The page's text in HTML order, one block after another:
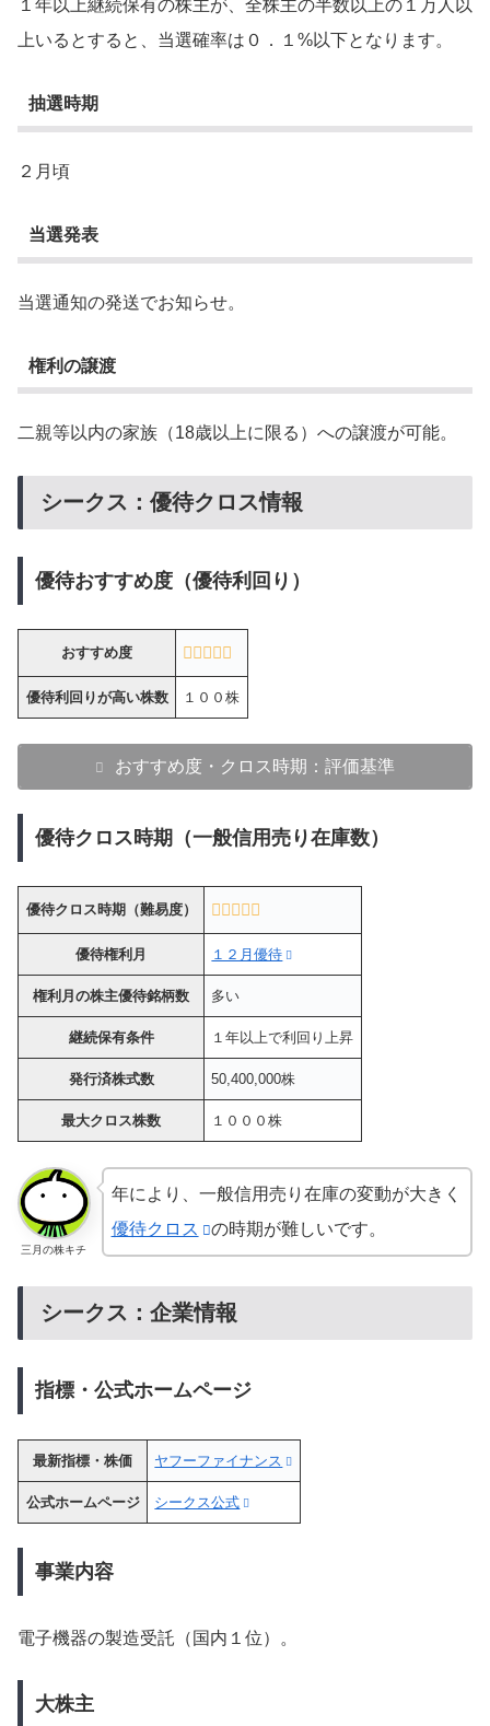
１年以上継続保有の株主が、全株主の半数以上の１万人以
上いるとすると、当選確率は０．１%以下となります。
抽選時期
２月頃
当選発表
当選通知の発送でお知らせ。
権利の譲渡
二親等以内の家族（18歳以上に限る）への譲渡が可能。
シークス：優待クロス情報
優待おすすめ度（優待利回り）
おすすめ度
優待利回りが高い株数 １００株
おすすめ度・クロス時期：評価基準
優待クロス時期（一般信用売り在庫数）
優待クロス時期（難易度）
優待権利月 １２月優待
権利月の株主優待銘柄数 多い
継続保有条件 １年以上で利回り上昇
発行済株式数 50,400,000株
最大クロス株数 １０００株
三月の株キチ
年により、一般信用売り在庫の変動が大きく
優待クロス
の時期が難しいです。
シークス：企業情報
指標・公式ホームページ
最新指標・株価 ヤフーファイナンス
公式ホームページ シークス公式
事業内容
電子機器の製造受託（国内１位）。
大株主